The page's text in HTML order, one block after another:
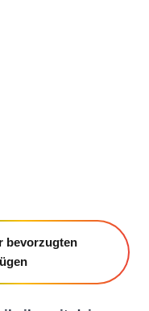
bevorzugten